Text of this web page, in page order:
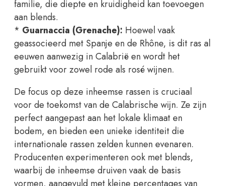
familie, die diepte en kruidigheid kan toevoegen
aan blends.
* Guarnaccia (Grenache): Hoewel vaak
geassocieerd met Spanje en de Rhône, is dit ras al
eeuwen aanwezig in Calabrië en wordt het
gebruikt voor zowel rode als rosé wijnen.
De focus op deze inheemse rassen is cruciaal
voor de toekomst van de Calabrische wijn. Ze zijn
perfect aangepast aan het lokale klimaat en
bodem, en bieden een unieke identiteit die
internationale rassen zelden kunnen evenaren.
Producenten experimenteren ook met blends,
waarbij de inheemse druiven vaak de basis
vormen, aangevuld met kleine percentages van